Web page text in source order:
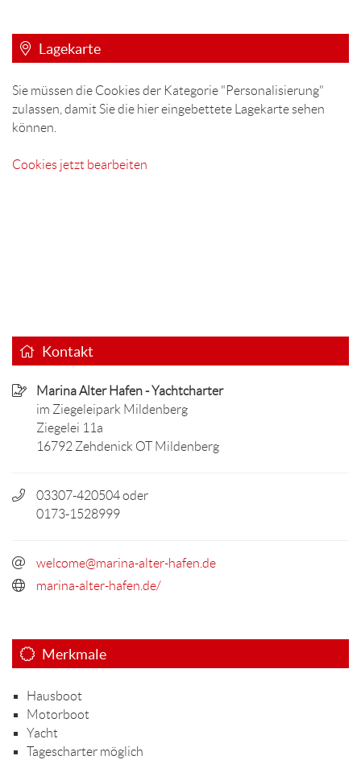
Lagekarte
Sie müssen die Cookies der Kategorie "Personalisierung"
zulassen, damit Sie die hier eingebettete Lagekarte sehen
können.
Cookies jetzt bearbeiten
Kontakt
Marina Alter Hafen - Yachtcharter
im Ziegeleipark Mildenberg
Ziegelei 11a
16792 Zehdenick OT Mildenberg
03307-420504 oder
0173-1528999
welcome@marina-alter-hafen.de
marina-alter-hafen.de/
Merkmale
Hausboot
Motorboot
Yacht
Tagescharter möglich